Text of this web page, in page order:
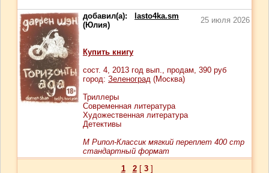
добавил(а):
lasto4ka.sm
(Юлия)
25 июля 2026
Купить книгу
сост. 4, 2013 год вып., продам, 390 руб
город: Зеленоград (Москва)
Триллеры
Современная литература
Художественная литература
Детективы
М Рипол-Классик мягкий переплет 400 стр
стандартный формат
1
2[ 3]